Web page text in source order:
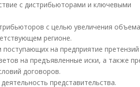
с дистрибьюторами и ключевыми
с целью увеличения
регионе.
поступающих на предприятие претензий
на предъявленные иски, а также
договоров.
представительства.